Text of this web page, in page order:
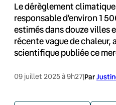
Le dérèglement
responsable d’environ 1
estimés dans douze villes
récente vague de chaleur,
scientifique publiée ce
09 juillet 2025 à 9h27|Par